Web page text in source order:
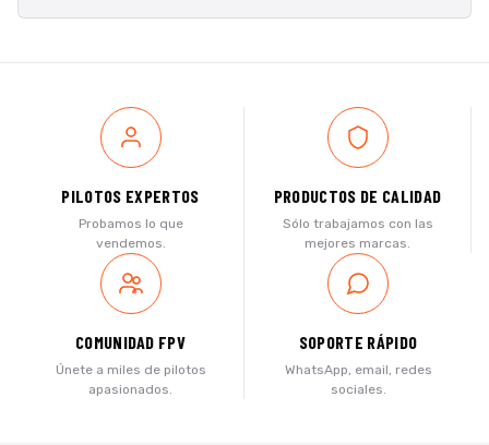
PILOTOS EXPERTOS
Probamos lo que
vendemos.
PRODUCTOS DE CALIDAD
Sólo trabajamos con las
mejores marcas.
COMUNIDAD FPV
Únete a miles de pilotos
apasionados.
SOPORTE RÁPIDO
WhatsApp, email, redes
sociales.